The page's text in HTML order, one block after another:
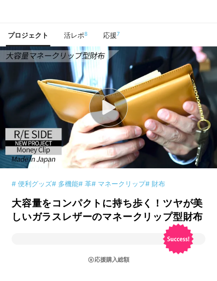
プロジェクト 活レポ8 応援7
# 便利グッズ# 多機能# 革# マネークリップ# 財布
大容量をコンパクトに持ち歩く！ツヤが美
しいガラスレザーのマネークリップ型財布
応援購入総額